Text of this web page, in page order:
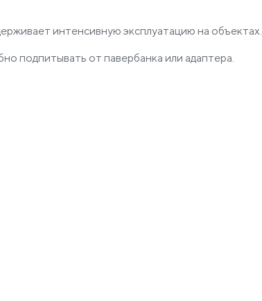
интенсивную эксплуатацию на объектах.
подпитывать от павербанка или адаптера.